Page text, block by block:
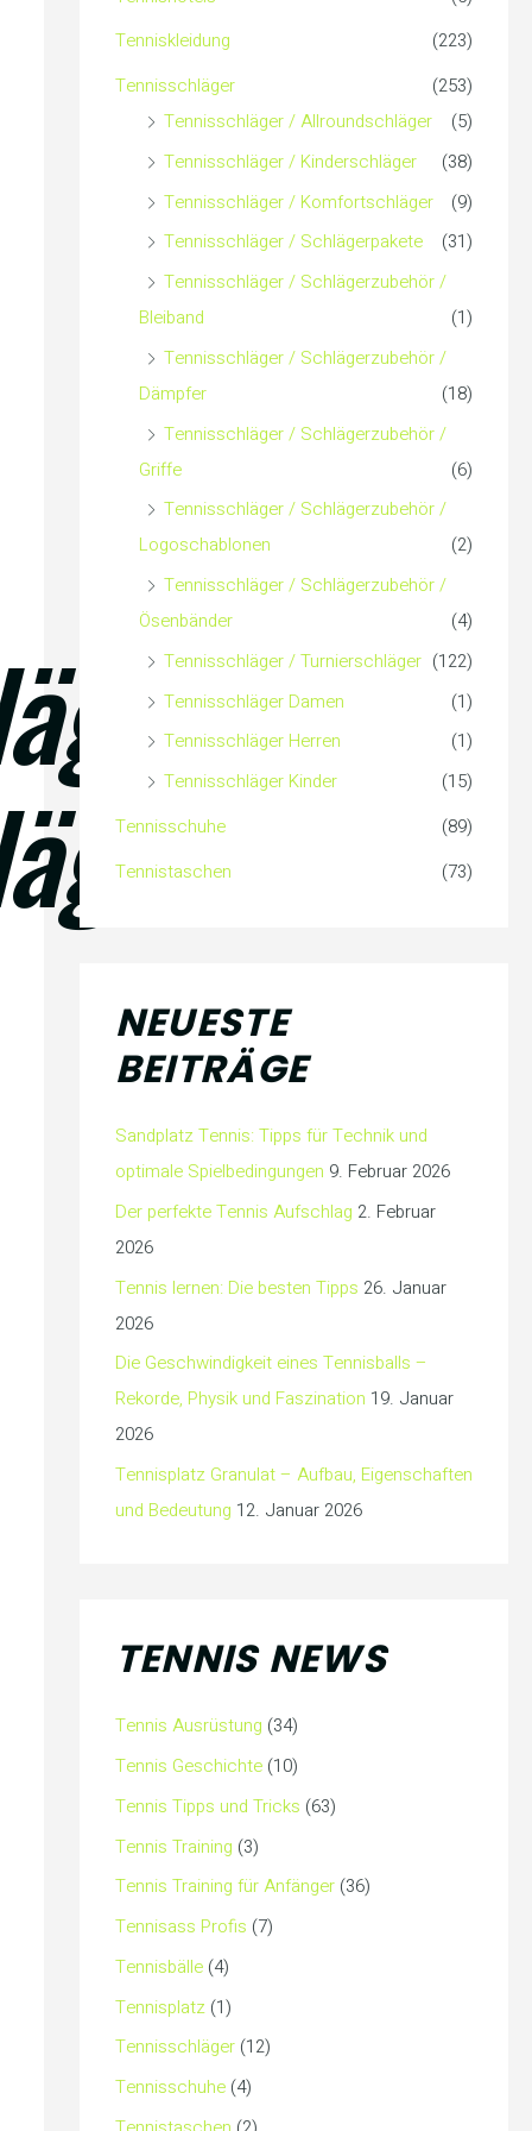
c
h
Tenniskleidung
(223)
Tennisschläger
(253)
Tennisschläger / Allroundschläger
(5)
Tennisschläger / Kinderschläger
(38)
Tennisschläger / Komfortschläger
(9)
Tennisschläger / Schlägerpakete
(31)
Tennisschläger / Schlägerzubehör /
Bleiband
(1)
Tennisschläger / Schlägerzubehör /
Dämpfer
(18)
Tennisschläger / Schlägerzubehör /
Griffe
(6)
Tennisschläger / Schlägerzubehör /
Logoschablonen
(2)
Tennisschläger / Schlägerzubehör /
Ösenbänder
(4)
Tennisschläger / Turnierschläger (122)
Tennisschläger Damen
(1)
Tennisschläger Herren
(1)
Tennisschläger Kinder
(15)
Tennisschuhe
(89)
Tennistaschen
(73)
NEUESTE
BEITRÄGE
Sandplatz Tennis: Tipps für Technik und
optimale Spielbedingungen 9. Februar 2026
Der perfekte Tennis Aufschlag 2. Februar
2026
Tennis lernen: Die besten Tipps 26. Januar
2026
Die Geschwindigkeit eines Tennisballs –
Rekorde, Physik und Faszination 19. Januar
2026
Tennisplatz Granulat – Aufbau, Eigenschaften
und Bedeutung 12. Januar 2026
TENNIS NEWS
Tennis Ausrüstung (34)
Tennis Geschichte(10)
Tennis Tipps und Tricks (63)
Tennis Training (3)
Tennis Training für Anfänger(36)
Tennisass Profis (7)
Tennisbälle(4)
Tennisplatz(1)
Tennisschläger(12)
Tennisschuhe(4)